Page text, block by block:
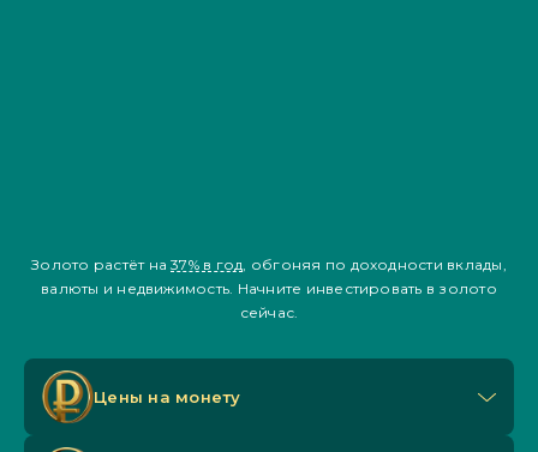
Золото растёт на37% в год, обгоняя по доходности вклады,
валюты и недвижимость. Начните инвестировать в золото
сейчас.
Цены на монету